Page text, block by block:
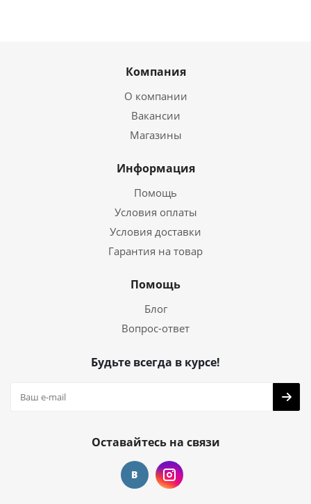
Компания
О компании
Вакансии
Магазины
Информация
Помощь
Условия оплаты
Условия доставки
Гарантия на товар
Помощь
Блог
Вопрос-ответ
Будьте всегда в курсе!
Оставайтесь на связи